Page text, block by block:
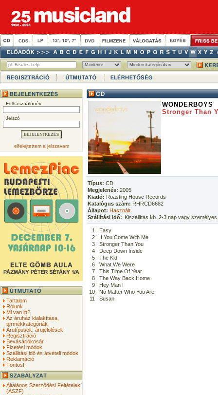
Felhasználónév
Jelszó
elfelejtettem a jelszavam
Tartalom
Rólunk
Mi van itt?
Az áruház kialakítása,
termékkategóriák
Árutípusok, árujelölések
Regisztráció
Bevásárlókosár
Fizetési módok
Szállítási idő és átvételi módok
Reklamáció
Fontos!
Általános Szerződési Feltételek
(ÁSZF)
WONDERBOYS
Stronger Than
Típus: CD
Megjelenés: 2005
Kiadó: Roasting House Records
Katalógus szám: RHRCD6682
Állapot: Használt
Szállítási idő: Kiszállítás kb. 2-3 nap vagy
1
Easy
2
If You Come With Me
3
Stronger Than You
4
Deep Down Inside
5
The Kid
6
What We Were
7
This Time Of Year
8
The Way Back Home
9
Hey Man !
10
No Matter Who You Are
11
Susan